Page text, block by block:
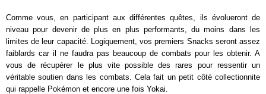
Comme vous, en participant aux différentes quêtes, ils évolueront de
niveau pour devenir de plus en plus performants, du moins dans les
limites de leur capacité. Logiquement, vos premiers Snacks seront assez
faiblards car il ne faudra pas beaucoup de combats pour les obtenir. A
vous de récupérer le plus vite possible des rares pour ressentir un
véritable soutien dans les combats. Cela fait un petit côté collectionnite
qui rappelle Pokémon et encore une fois Yokai.